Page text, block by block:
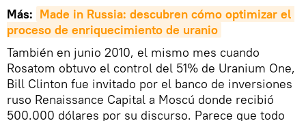
Más: Made in Russia: descubren cómo optimizar el
proceso de enriquecimiento de uranio
También en junio 2010, el mismo mes cuando
Rosatom obtuvo el control del 51% de Uranium One,
Bill Clinton fue invitado por el banco de inversiones
ruso Renaissance Capital a Moscú donde recibió
500.000 dólares por su discurso. Parece que todo